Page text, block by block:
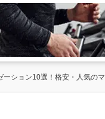
ーション10選！格安・人気の